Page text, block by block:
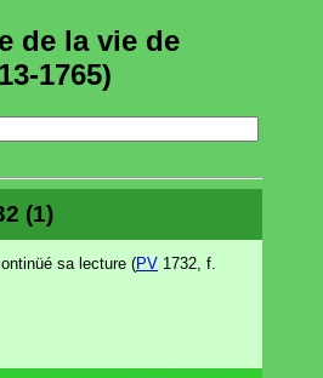
de la vie de
1765)
(1)
sa lecture (PV 1732, f.